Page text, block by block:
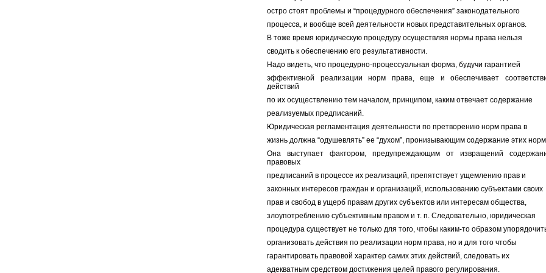
остро стоят проблемы и “процедурного обеспечения” законодательного
процесса, и вообще всей деятельности новых представительных органов.
В тоже время юридическую процедуру осуществляя нормы права нельзя
сводить к обеспечению его результативности.
Надо видеть, что процедурно-процессуальная форма, будучи гарантией
эффективной реализации норм права, еще и обеспечивает
действий
по их осуществлению тем началом, принципом, каким отвечает содержание
реализуемых предписаний.
Юридическая регламентация деятельности по претворению норм права в
жизнь должна “одушевлять” ее “духом”, пронизывающим содержание этих
Она выступает фактором, предупреждающим от извращений
правовых
предписаний в процессе их реализаций, препятствует ущемлению прав и
законных интересов граждан и организаций, использованию субъектами своих
прав и свобод в ущерб правам других субъектов или интересам общества,
злоупотреблению субъективным правом и т. п. Следовательно, юридическая
процедура существует не только для того, чтобы каким-то образом
организовать действия по реализации норм права, но и для того чтобы
гарантировать правовой характер самих этих действий, следовать их
адекватным средством достижения целей правого регулирования.